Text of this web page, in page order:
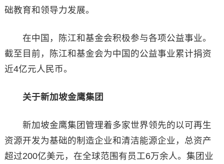
础教育和领导力发展。
在中国，陈江和基金会积极参与各项公益事业。
截至目前，陈江和基金会为中国的公益事业累计捐资
近4亿元人民币。
关于新加坡金鹰集团
新加坡金鹰集团管理着多家世界领先的以可再生
资源开发为基础的制造企业和清洁能源企业，总资产
超过200亿美元，在全球范围有员工6万余人。集团业